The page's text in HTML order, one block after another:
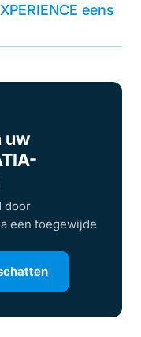
eens
uw
door
een toegewijde